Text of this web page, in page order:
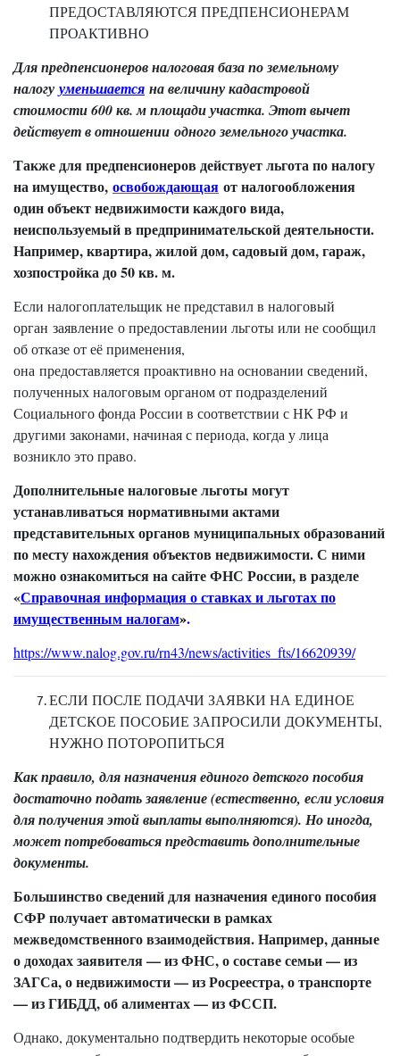
ПРЕДОСТАВЛЯЮТСЯ ПРЕДПЕНСИОНЕРАМ
ПРОАКТИВНО
Для предпенсионеров налоговая база по земельному
налогу уменьшается на величину кадастровой
стоимости 600 кв. м площади участка. Этот вычет
действует в отношении одного земельного участка.
Также для предпенсионеров действует льгота по налогу
на имущество, освобождающая от налогообложения
один объект недвижимости каждого вида,
неиспользуемый в предпринимательской деятельности.
Например, квартира, жилой дом, садовый дом, гараж,
хозпостройка до 50 кв. м.
Если налогоплательщик не представил в налоговый
орган заявление о предоставлении льготы или не сообщил
об отказе от её применения,
она предоставляется проактивно на основании сведений,
полученных налоговым органом от подразделений
Социального фонда России в соответствии с НК РФ и
другими законами, начиная с периода, когда у лица
возникло это право.
Дополнительные налоговые льготы могут
устанавливаться нормативными актами
представительных органов муниципальных образований
по месту нахождения объектов недвижимости. С ними
можно ознакомиться на сайте ФНС России, в разделе
«Справочная информация о ставках и льготах по
имущественным налогам».
https://www.nalog.gov.ru/rn43/news/activities_fts/16620939/
ЕСЛИ ПОСЛЕ ПОДАЧИ ЗАЯВКИ НА ЕДИНОЕ
ДЕТСКОЕ ПОСОБИЕ ЗАПРОСИЛИ ДОКУМЕНТЫ,
НУЖНО ПОТОРОПИТЬСЯ
Как правило, для назначения единого детского пособия
достаточно подать заявление (естественно, если условия
для получения этой выплаты выполняются). Но иногда,
может потребоваться представить дополнительные
документы.
Большинство сведений для назначения единого пособия
СФР получает автоматически в рамках
межведомственного взаимодействия. Например, данные
о доходах заявителя — из ФНС, о составе семьи — из
ЗАГСа, о недвижимости — из Росреестра, о транспорте
— из ГИБДД, об алиментах — из ФССП.
Однако, документально подтвердить некоторые особые